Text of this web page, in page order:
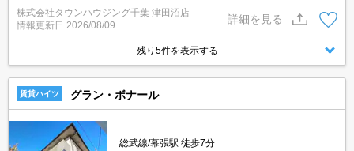
ウンハウジング】にお任せ下さい！
株式会社タウンハウジング千葉 津田沼店
情報更新日 2026/08/09
詳細を見る
残り5件を表示する
賃貸ハイツ グラン・ボナール
総武線/幕張駅 徒歩7分